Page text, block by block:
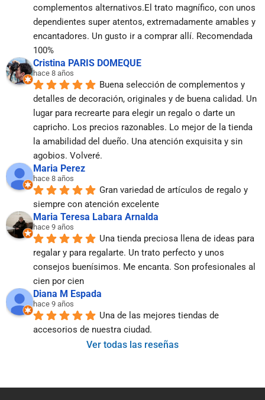
complementos alternativos.El trato magnífico, con unos
dependientes super atentos, extremadamente amables y
encantadores. Un gusto ir a comprar allí. Recomendada
100%
Cristina PARIS DOMEQUE
hace 8 años
Buena selección de complementos y
detalles de decoración, originales y de buena calidad. Un
lugar para recrearte para elegir un regalo o darte un
capricho. Los precios razonables. Lo mejor de la tienda
la amabilidad del dueño. Una atención exquisita y sin
agobios. Volveré.
Maria Perez
hace 8 años
Gran variedad de artículos de regalo y
siempre con atención excelente
Maria Teresa Labara Arnalda
hace 9 años
Una tienda preciosa llena de ideas para
regalar y para regalarte. Un trato perfecto y unos
consejos buenísimos. Me encanta. Son profesionales al
cien por cien
Diana M Espada
hace 9 años
Una de las mejores tiendas de
accesorios de nuestra ciudad.
Ver todas las reseñas